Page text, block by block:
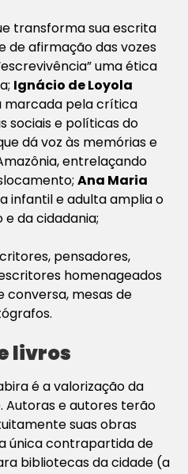
transforma sua escrita
de afirmação das vozes
uma ética
Ignácio de Loyola
marcada pela crítica
sociais e políticas do
dá voz às memórias e
entrelaçando
Ana Maria
infantil e adulta amplia o
da cidadania;
pensadores,
homenageados
conversa, mesas de
livros
é a valorização da
Autoras e autores terão
suas obras
única contrapartida de
bibliotecas da cidade (a